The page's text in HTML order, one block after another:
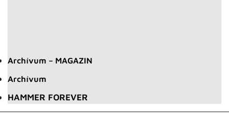
Archívum – MAGAZIN
Archívum
HAMMER FOREVER